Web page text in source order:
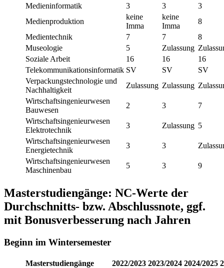
Medieninformatik
3 3
3
Medienproduktion
keine
Imma
keine
Imma
8
Medientechnik
7 7
8
Museologie
5 Zulassung
Soziale Arbeit
16 16
16
Telekommunikationsinformatik SV SV
SV
Verpackungstechnologie und
Nachhaltigkeit
Zulassung Zulassung
Wirtschaftsingenieurwesen
Bauwesen
2 3
7
Wirtschaftsingenieurwesen
Elektrotechnik
3 Zulassung 5
Wirtschaftsingenieurwesen
Energietechnik
3 3
Wirtschaftsingenieurwesen
Maschinenbau
5 3 9
Masterstudiengänge: NC-Werte der
Durchschnitts- bzw. Abschlussnote, ggf.
mit Bonusverbesserung nach Jahren
Beginn im Wintersemester
Masterstudiengänge 2022/2023 2023/2024 2024/2025